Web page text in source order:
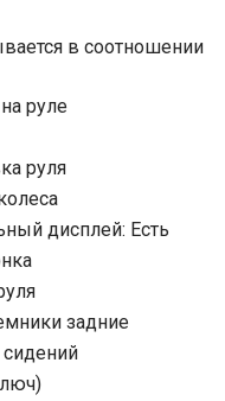
в соотношении
руле
руля
дисплей: Есть
задние